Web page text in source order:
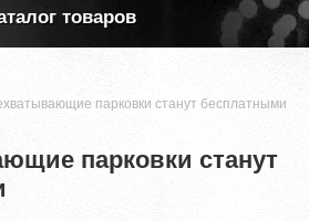
товаров
парковки станут бесплатными
парковки станут